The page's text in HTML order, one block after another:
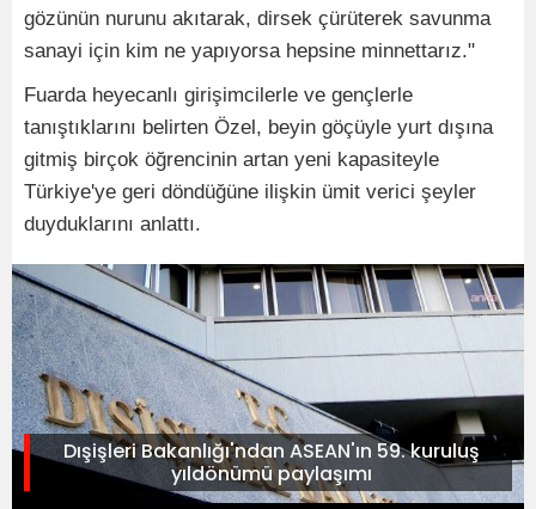
gözünün nurunu akıtarak, dirsek çürüterek savunma
sanayi için kim ne yapıyorsa hepsine minnettarız."
Fuarda heyecanlı girişimcilerle ve gençlerle
tanıştıklarını belirten Özel, beyin göçüyle yurt dışına
gitmiş birçok öğrencinin artan yeni kapasiteyle
Türkiye'ye geri döndüğüne ilişkin ümit verici şeyler
duyduklarını anlattı.
Dışişleri Bakanlığı'ndan ASEAN'ın 59. kuruluş
yıldönümü paylaşımı